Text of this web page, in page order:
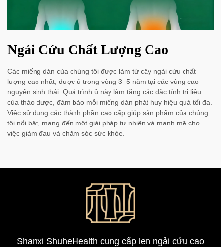
Ngải Cứu Chất Lượng Cao
Các miếng dán của chúng tôi được làm từ cây ngải cứu chất
lượng cao nhất, được ủ trong vòng 3–5 năm tại các vùng cao
nguyên sinh thái. Quá trình ủ này làm tăng các đặc tính trị liệu
của thảo dược, đảm bảo mỗi miếng dán phát huy hiệu quả tối đa.
Việc sử dụng các thành phần cao cấp giúp sản phẩm của chúng
tôi nổi bật, mang đến một giải pháp tự nhiên và mạnh mẽ cho
việc giảm đau và chăm sóc sức khỏe.
Shanxi ShuheHealth cung cấp len ngải cứu cao